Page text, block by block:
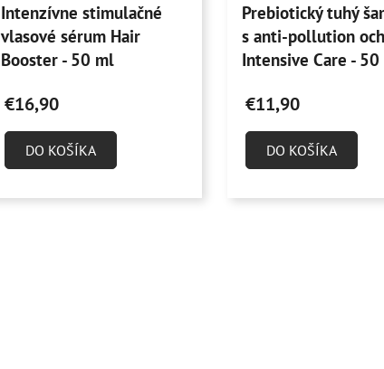
hodnotenie
produktu
je
z
5
hviezdičiek.
Intenzívne stimulačné
vlasové sérum Hair
Booster - 50 ml
€16,90
DO KOŠÍKA
hodnotenie
produktu
je
z
5
hviezdičiek.
Prebiotický tuhý
s anti-pollution
Intensive Care - 50
€11,90
DO KOŠÍKA